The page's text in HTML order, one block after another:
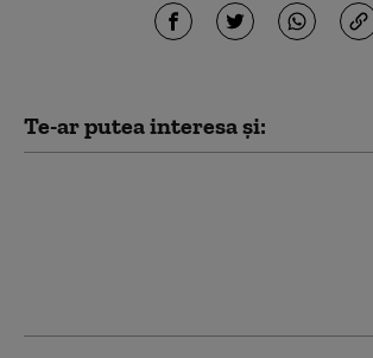
Te-ar putea interesa și: